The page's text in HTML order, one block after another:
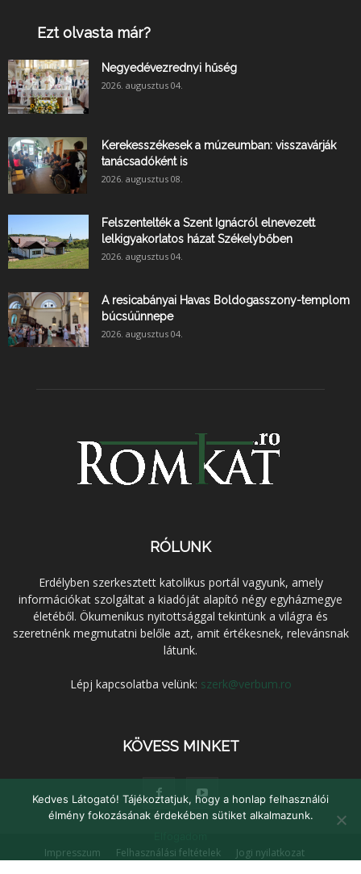
Ezt olvasta már?
Negyedévezrednyi hűség
2026. augusztus 04.
Kerekesszékesek a múzeumban: visszavárják
tanácsadóként is
2026. augusztus 08.
Felszentelték a Szent Ignácról elnevezett
lelkigyakorlatos házat Székelybőben
2026. augusztus 04.
A resicabányai Havas Boldogasszony-templom
búcsúünnepe
2026. augusztus 04.
RÓLUNK
Erdélyben szerkesztett katolikus portál vagyunk, amely
információkat szolgáltat a kiadóját alapító négy egyházmegye
életéből. Ökumenikus nyitottsággal tekintünk a világra és
szeretnénk megmutatni belőle azt, amit értékesnek, relevánsnak
látunk.
Lépj kapcsolatba velünk: szerk@verbum.ro
KÖVESS MINKET
Impresszum Felhasználási feltételek
Jogi nyilatkozat
Kedves Látogató! Tájékoztatjuk, hogy a honlap felhasználói
élmény fokozásának érdekében sütiket alkalmazunk.